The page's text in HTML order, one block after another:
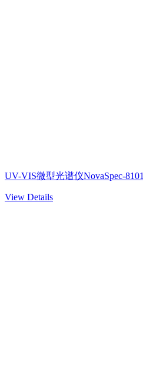
UV-VIS微型光谱仪NovaSpec-8101
View Details